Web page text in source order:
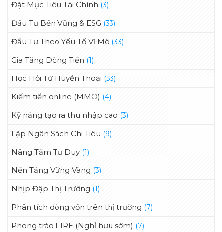
Đặt Mục Tiêu Tài Chính (3)
Đầu Tư Bền Vững & ESG (33)
Đầu Tư Theo Yếu Tố Vĩ Mô (33)
Gia Tăng Dòng Tiền (1)
Học Hỏi Từ Huyền Thoại (33)
Kiếm tiền online (MMO) (4)
Kỹ năng tạo ra thu nhập cao (3)
Lập Ngân Sách Chi Tiêu (9)
Nâng Tầm Tư Duy (1)
Nền Tảng Vững Vàng (3)
Nhịp Đập Thị Trường (1)
Phân tích dòng vốn trên thị trường (7)
Phong trào FIRE (Nghỉ hưu sớm) (7)